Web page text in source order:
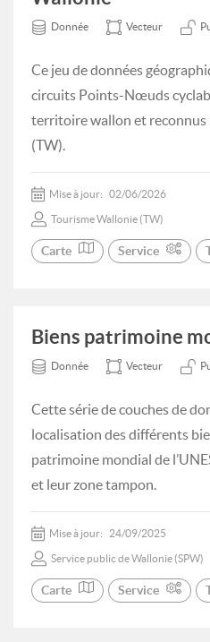
Donnée Vecteur
Ce jeu de données
circuits Points-Nœuds
territoire wallon et reconnus
(TW).
Mise à jour: 02/06/2026
Tourisme Wallonie (TW)
Carte Service
Biens patrimoine
Donnée Vecteur
Cette série de couches de
localisation des différents
patrimoine mondial de
et leur zone tampon.
Mise à jour: 24/09/2025
Service public de Wallonie (SPW)
Carte Service